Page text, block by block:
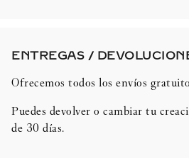
ENTREGAS /
Ofrecemos todos los envíos
Puedes devolver o cambiar tu
de 30 días.​